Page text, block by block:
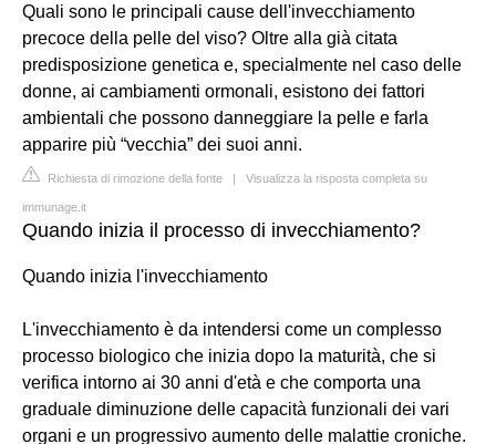
Quali sono le principali cause dell'invecchiamento
precoce della pelle del viso? Oltre alla già citata
predisposizione genetica e, specialmente nel caso delle
donne, ai cambiamenti ormonali, esistono dei fattori
ambientali che possono danneggiare la pelle e farla
apparire più “vecchia” dei suoi anni.
Richiesta di rimozione della fonte | Visualizza la risposta completa su
immunage.it
Quando inizia il processo di invecchiamento?
Quando inizia l'invecchiamento
L'invecchiamento è da intendersi come un complesso
processo biologico che inizia dopo la maturità, che si
verifica intorno ai 30 anni d'età e che comporta una
graduale diminuzione delle capacità funzionali dei vari
organi e un progressivo aumento delle malattie croniche.